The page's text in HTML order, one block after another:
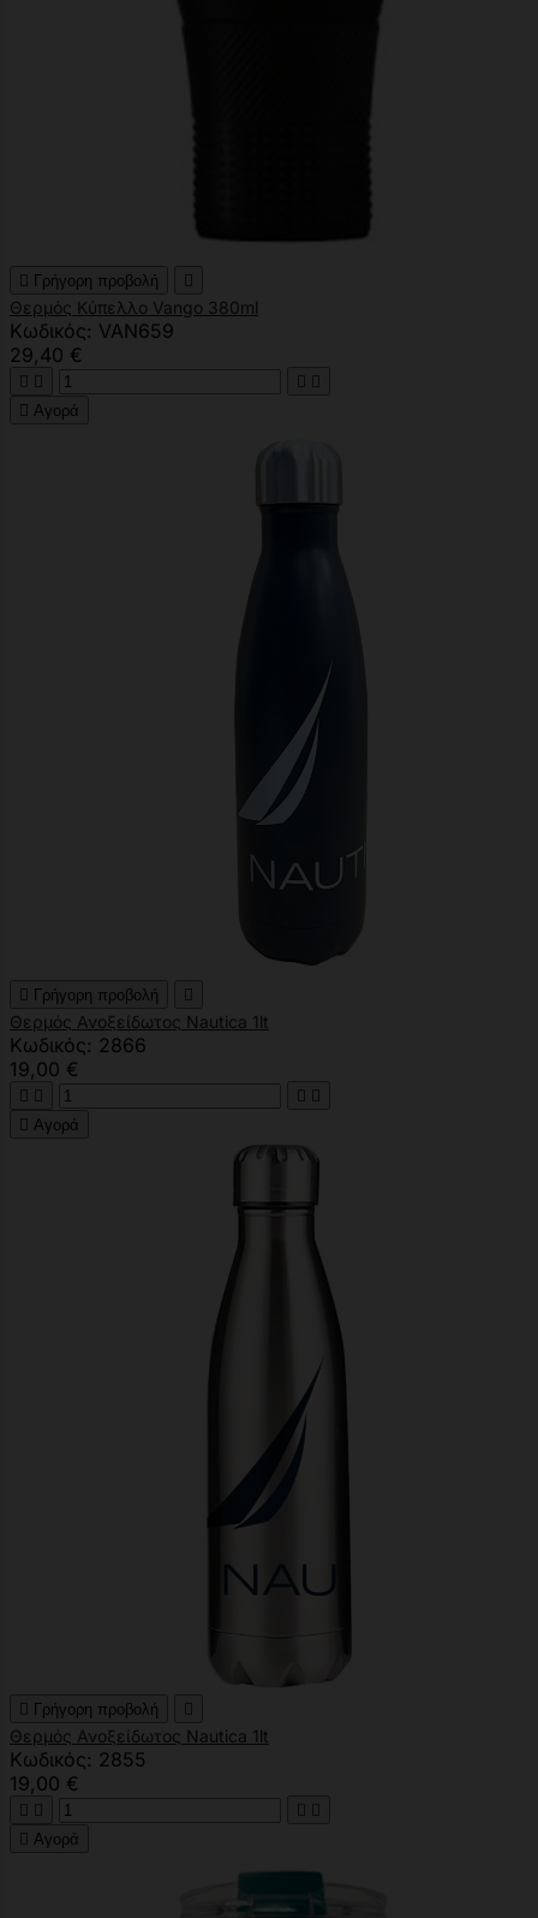
 Γρήγορη προβολή 
Θερμός Κύπελλο Vango 380ml
Κωδικός: VAN659
29,40 €
   
 Αγορά
 Γρήγορη προβολή 
Θερμός Ανοξείδωτος Nautica 1lt
Κωδικός: 2866
19,00 €
   
 Αγορά
 Γρήγορη προβολή 
Θερμός Ανοξείδωτος Nautica 1lt
Κωδικός: 2855
19,00 €
   
 Αγορά